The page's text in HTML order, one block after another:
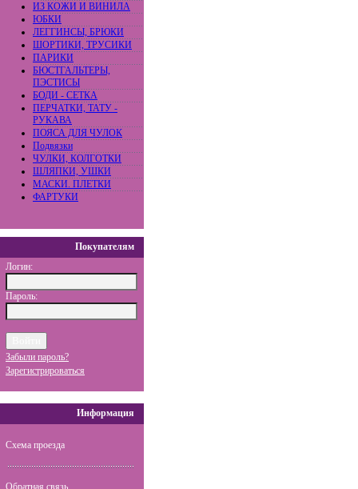
ИЗ КОЖИ И ВИНИЛА
ЮБКИ
ЛЕГГИНСЫ, БРЮКИ
ШОРТИКИ, ТРУСИКИ
ПАРИКИ
БЮСТГАЛЬТЕРЫ,
ПЭСТИСЫ
БОДИ - СЕТКА
ПЕРЧАТКИ, ТАТУ -
РУКАВА
ПОЯСА ДЛЯ ЧУЛОК
Подвязки
ЧУЛКИ, КОЛГОТКИ
ШЛЯПКИ, УШКИ
МАСКИ. ПЛЕТКИ
ФАРТУКИ
Покупателям
Логин:
Пароль:
Забыли пароль?
Зарегистрироваться
Информация
Схема проезда
Обратная связь